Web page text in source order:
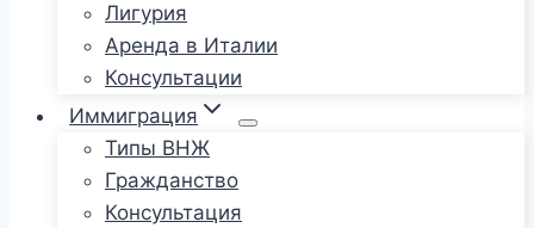
Лигурия
Аренда в Италии
Консультации
Иммиграция
Типы ВНЖ
Гражданство
Консультация